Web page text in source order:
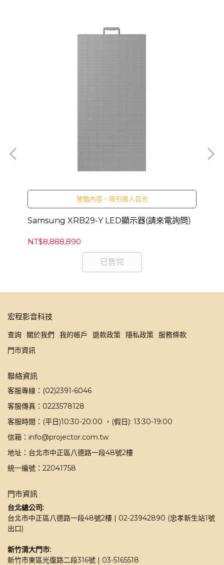
驚豔內容，吸引路人目光
Samsung XRB29-Y LED顯示器(請來電詢問)
NT$8,888,890
已售完
宏程影音科技
查詢 關於我們 我的帳戶 退款政策 隱私政策
服務條款
門市資訊
聯絡資訊
客服專線：(02)2391-6046
客服傳真：0223578128
客服時間：(平日)10:30-20:00 ，(假日): 13:30-19:00
信箱：info@projector.com.tw
地址：台北市中正區八德路一段48號2樓
統一編號：22041758
門市資訊
台北總公司:
台北市中正區八德路一段48號2樓 | 02-23942890 (忠孝新生站1號
出口)
新竹清大門市:
新竹市東區光復路二段316號 | 03-5165518